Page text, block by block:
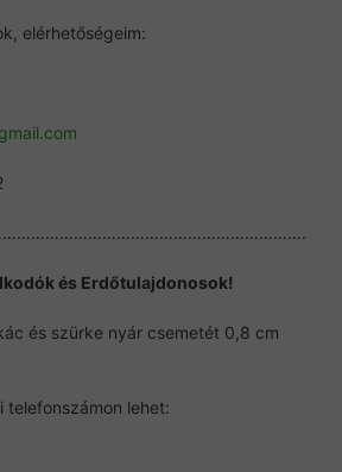
elérhetőségeim:
és Erdőtulajdonosok!
és szürke nyár csemetét 0,8 cm
telefonszámon lehet: